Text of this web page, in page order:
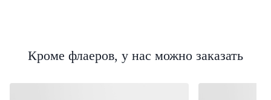
Кроме флаеров, у нас можно заказать